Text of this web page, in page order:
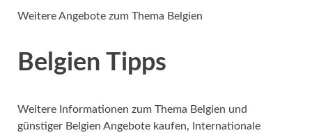
Weitere Angebote zum Thema Belgien
Belgien Tipps
Weitere Informationen zum Thema Belgien und
günstiger Belgien Angebote kaufen, Internationale